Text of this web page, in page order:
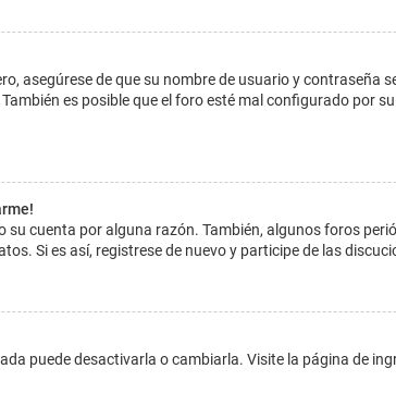
asegúrese de que su nombre de usuario y
es posible que el foro esté mal configurado por
cuenta por alguna razón. También, algunos foros
Si es así, registrese de nuevo y participe de las
puede desactivarla o cambiarla. Visite la página de